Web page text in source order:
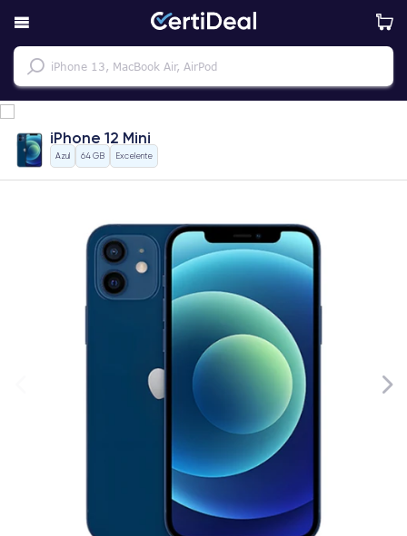
iPhone 12 Mini
Azul 64 GB Excelente